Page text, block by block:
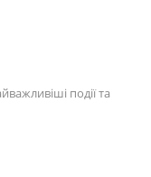
події та